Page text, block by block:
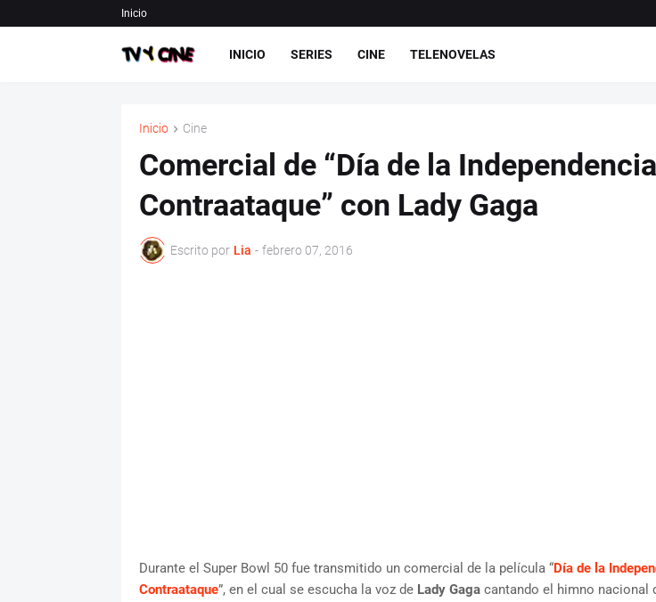
Inicio
INICIO SERIES CINE TELENOVELAS
Inicio Cine
Comercial de “Día de la
Contraataque” con Lady Gaga
Escrito por Lia - febrero 07, 2016
Durante el Super Bowl 50 fue transmitido un comercial de la película “Día de la
Contraataque”, en el cual se escucha la voz de Lady Gagacantando el himno nacional